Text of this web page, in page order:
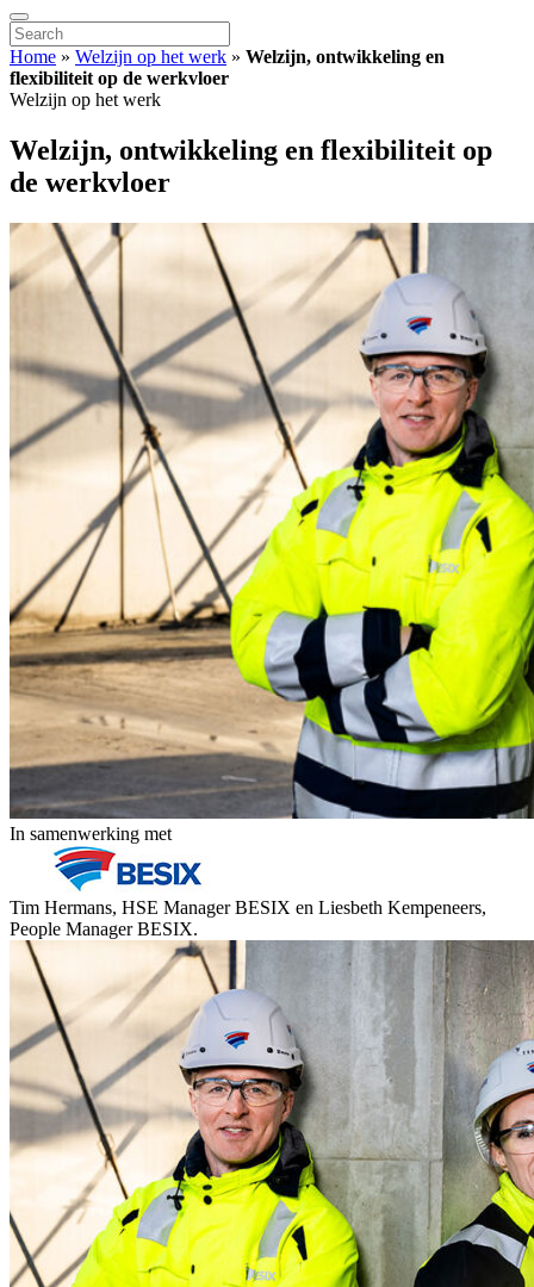
Home » Welzijn op het werk » Welzijn, ontwikkeling en
flexibiliteit op de werkvloer
Welzijn op het werk
Welzijn, ontwikkeling en flexibiliteit op
de werkvloer
In samenwerking met
Tim Hermans, HSE Manager BESIX en Liesbeth Kempeneers,
People Manager BESIX.